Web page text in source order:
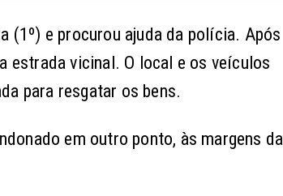
(1º) e procurou ajuda da polícia. Após
estrada vicinal. O local e os veículos
para resgatar os bens.
em outro ponto, às margens da